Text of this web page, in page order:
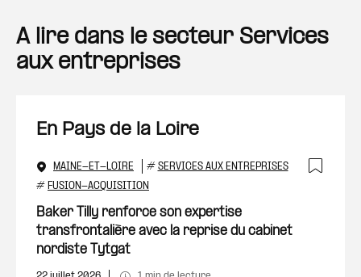
A lire dans le secteur Services
aux entreprises
En Pays de la Loire
MAINE-ET-LOIRE # SERVICES AUX ENTREPRISES
# FUSION-ACQUISITION
Baker Tilly renforce son expertise
transfrontalière avec la reprise du cabinet
nordiste Tytgat